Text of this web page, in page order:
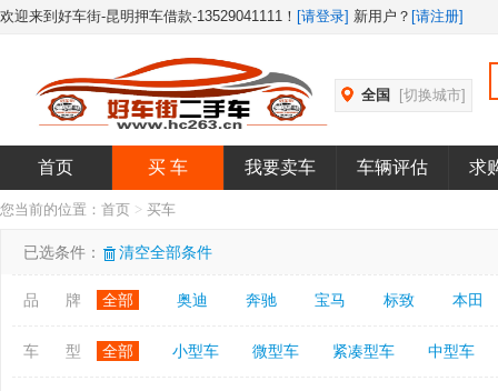
欢迎来到好车街-昆明押车借款-13529041111！ [请登录] 新用户？ [请注册]
全国 [切换城市]
首页 买 车 我要卖车 车辆评估 求
您当前的位置： 首页 > 买车
已选条件： 清空全部条件
品 牌 全部 奥迪 奔驰 宝马 标致 本田
车 型 全部 小型车 微型车 紧凑型车 中型车